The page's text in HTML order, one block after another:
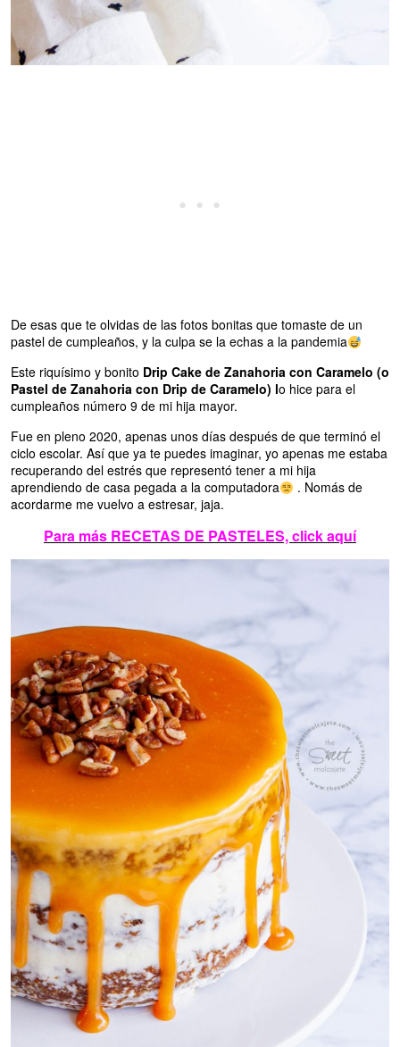
De esas que te olvidas de las fotos bonitas que tomaste de un
pastel de cumpleaños, y la culpa se la echas a la pandemia
Este riquísimo y bonito Drip Cake de Zanahoria con Caramelo (o
Pastel de Zanahoria con Drip de Caramelo) lo hice para el
cumpleaños número 9 de mi hija mayor.
Fue en pleno 2020, apenas unos días después de que terminó el
ciclo escolar. Así que ya te puedes imaginar, yo apenas me estaba
recuperando del estrés que representó tener a mi hija
aprendiendo de casa pegada a la computadora
. Nomás de
acordarme me vuelvo a estresar, jaja.
Para más RECETAS DE PASTELES, click aquí